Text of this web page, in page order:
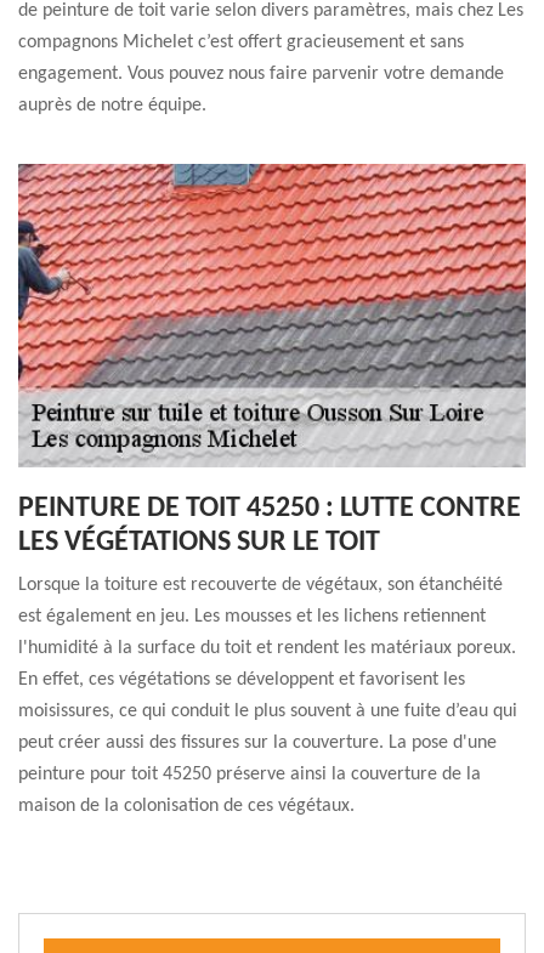
de peinture de toit varie selon divers paramètres, mais chez Les
compagnons Michelet c’est offert gracieusement et sans
engagement. Vous pouvez nous faire parvenir votre demande
auprès de notre équipe.
PEINTURE DE TOIT 45250 : LUTTE CONTRE
LES VÉGÉTATIONS SUR LE TOIT
Lorsque la toiture est recouverte de végétaux, son étanchéité
est également en jeu. Les mousses et les lichens retiennent
l'humidité à la surface du toit et rendent les matériaux poreux.
En effet, ces végétations se développent et favorisent les
moisissures, ce qui conduit le plus souvent à une fuite d’eau qui
peut créer aussi des fissures sur la couverture. La pose d'une
peinture pour toit 45250 préserve ainsi la couverture de la
maison de la colonisation de ces végétaux.